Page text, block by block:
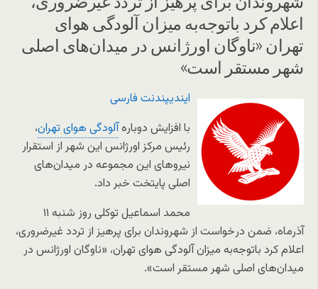
اعلام کرد باتوجه‌به میزان آلودگی هوای
تهران «ناوگان اورژانس در میدان‌های اصلی
شهر مستقر است»
ایندیپندنت فارسی
با افزایش دوبارهآلودگی هوای تهران،
رئیس مرکز اورژانس این شهر از استقرار
نیروهای این مجموعه در میدان‌های
اصلی پایتخت خبر داد.
محمد اسماعیل توکلی روز شنبه ۱۱
آذرماه، ضمن در‌خواست از شهروندان برای پرهیز از تردد غیرضروری،
اعلام کرد باتوجه‌به میزان آلودگی هوای تهران، «ناوگان اورژانس در
میدان‌های اصلی شهر مستقر است».